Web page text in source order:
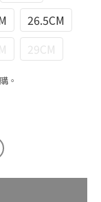
26.5CM
29CM
。